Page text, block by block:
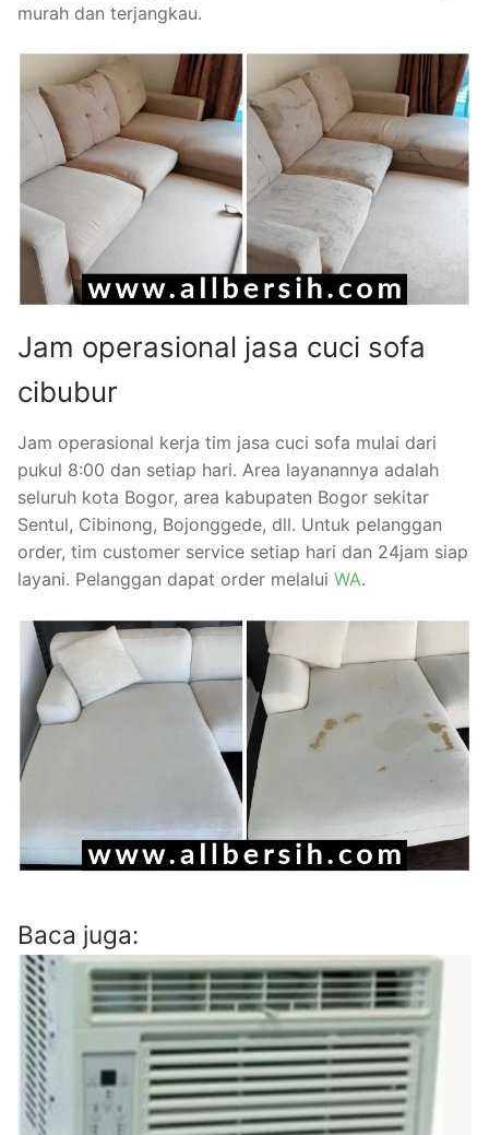
murah dan terjangkau.
Jam operasional jasa cuci sofa
cibubur
Jam operasional kerja tim jasa cuci sofa mulai dari
pukul 8:00 dan setiap hari. Area layanannya adalah
seluruh kota Bogor, area kabupaten Bogor sekitar
Sentul, Cibinong, Bojonggede, dll. Untuk pelanggan
order, tim customer service setiap hari dan 24jam siap
layani. Pelanggan dapat order melalui WA.
Baca juga: